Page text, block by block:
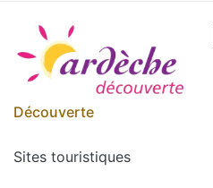
Découverte
Sites touristiques